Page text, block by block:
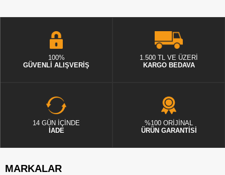
100%
GÜVENLİ ALIŞVERİŞ
1.500 TL VE ÜZERİ
KARGO BEDAVA
14 GÜN İÇİNDE
İADE
%100 ORİJİNAL
ÜRÜN GARANTİSİ
MARKALAR